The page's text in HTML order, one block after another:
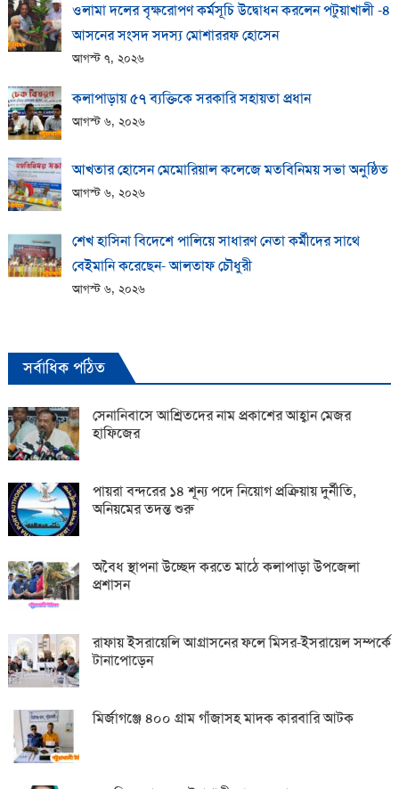
ওলামা দলের বৃক্ষরোপণ কর্মসূচি উদ্বোধন করলেন পটুয়াখালী -৪
আসনের সংসদ সদস্য মোশাররফ হোসেন
আগস্ট ৭, ২০২৬
কলাপাড়ায় ​৫৭ ব্যক্তিকে সরকারি সহায়তা প্রধান
আগস্ট ৬, ২০২৬
আখতার হোসেন মেমোরিয়াল কলেজে মতবিনিময় সভা অনুষ্ঠিত
আগস্ট ৬, ২০২৬
শেখ হাসিনা বিদেশে পালিয়ে সাধারণ নেতা কর্মীদের সাথে
বেইমানি করেছেন- আলতাফ চৌধুরী
আগস্ট ৬, ২০২৬
সর্বাধিক পঠিত
সেনানিবাসে আশ্রিতদের নাম প্রকাশের আহ্বান মেজর
হাফিজের
পায়রা বন্দরের ১৪ শূন্য পদে নিয়োগ প্রক্রিয়ায় দুর্নীতি,
অনিয়মের তদন্ত শুরু
অবৈধ স্থাপনা উচ্ছেদ করতে মাঠে কলাপাড়া উপজেলা
প্রশাসন
রাফায় ইসরায়েলি আগ্রাসনের ফলে মিসর-ইসরায়েল সম্পর্কে
টানাপোড়েন
মির্জাগঞ্জে ৪০০ গ্রাম গাঁজাসহ মাদক কারবারি আটক